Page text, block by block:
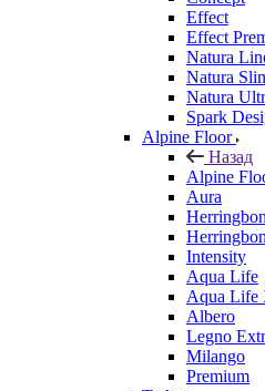
Effect
Effect
Natura
Natura
Natura
Spark
Alpine Floor
Назад
Alpine
Aura
Intensity
Aqua Life
Aqua Life
Albero
Legno
Milango
Premium